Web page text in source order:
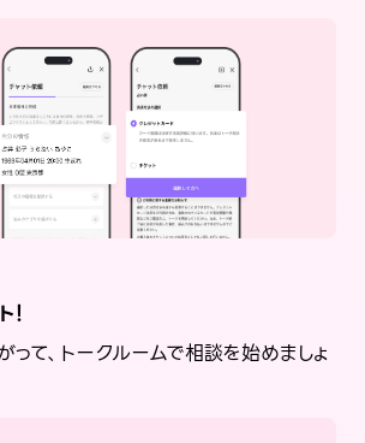
って、トークルームで相談を始めましょ